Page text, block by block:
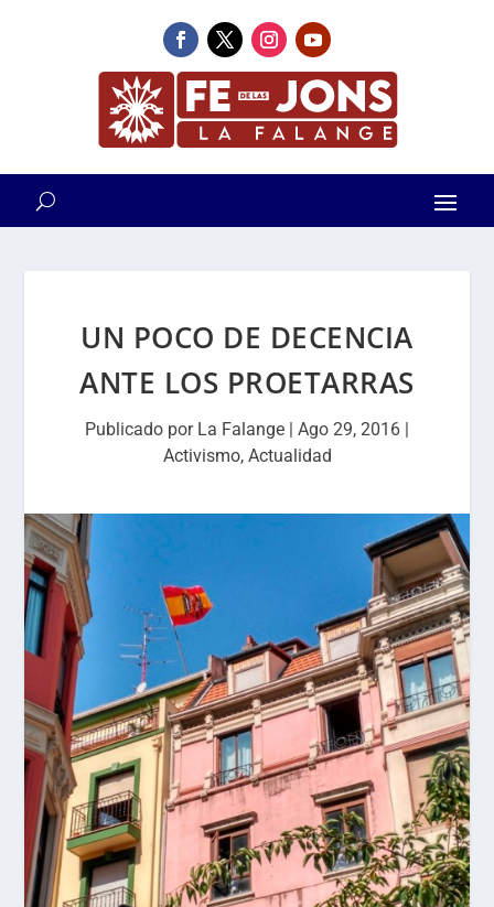
UN POCO DE DECENCIA
ANTE LOS PROETARRAS
Publicado por La Falange | Ago 29, 2016 |
Activismo, Actualidad